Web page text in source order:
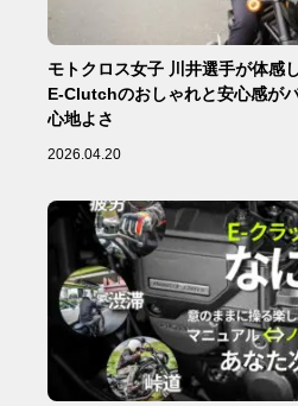
モトクロス女子 川井選手が体感
E-Clutchのおしゃれと安心感が
心地よさ
2026.04.20